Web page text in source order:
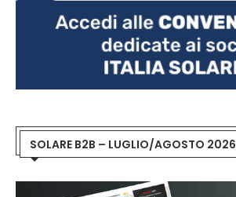
SOLARE B2B – LUGLIO/AGOSTO 2026